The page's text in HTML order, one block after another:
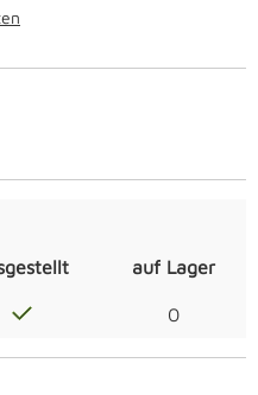
auf Lager
0